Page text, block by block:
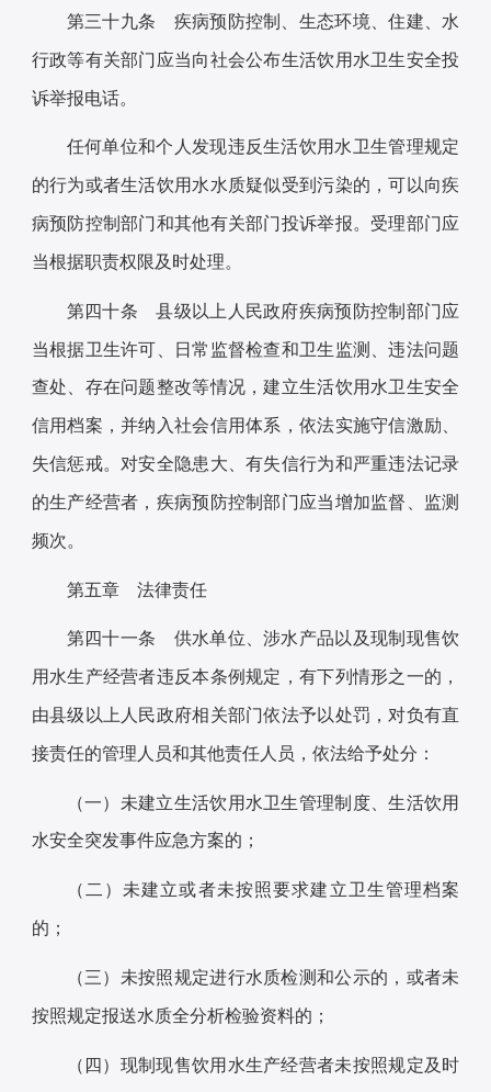
第三十九条 疾病预防控制、生态环境、住建、水
行政等有关部门应当向社会公布生活饮用水卫生安全投
诉举报电话。
任何单位和个人发现违反生活饮用水卫生管理规定
的行为或者生活饮用水水质疑似受到污染的，可以向疾
病预防控制部门和其他有关部门投诉举报。受理部门应
当根据职责权限及时处理。
第四十条 县级以上人民政府疾病预防控制部门应
当根据卫生许可、日常监督检查和卫生监测、违法问题
查处、存在问题整改等情况，建立生活饮用水卫生安全
信用档案，并纳入社会信用体系，依法实施守信激励、
失信惩戒。对安全隐患大、有失信行为和严重违法记录
的生产经营者，疾病预防控制部门应当增加监督、监测
频次。
第五章 法律责任
第四十一条 供水单位、涉水产品以及现制现售饮
用水生产经营者违反本条例规定，有下列情形之一的，
由县级以上人民政府相关部门依法予以处罚，对负有直
接责任的管理人员和其他责任人员，依法给予处分：
（一）未建立生活饮用水卫生管理制度、生活饮用
水安全突发事件应急方案的；
（二）未建立或者未按照要求建立卫生管理档案
的；
（三）未按照规定进行水质检测和公示的，或者未
按照规定报送水质全分析检验资料的；
（四）现制现售饮用水生产经营者未按照规定及时